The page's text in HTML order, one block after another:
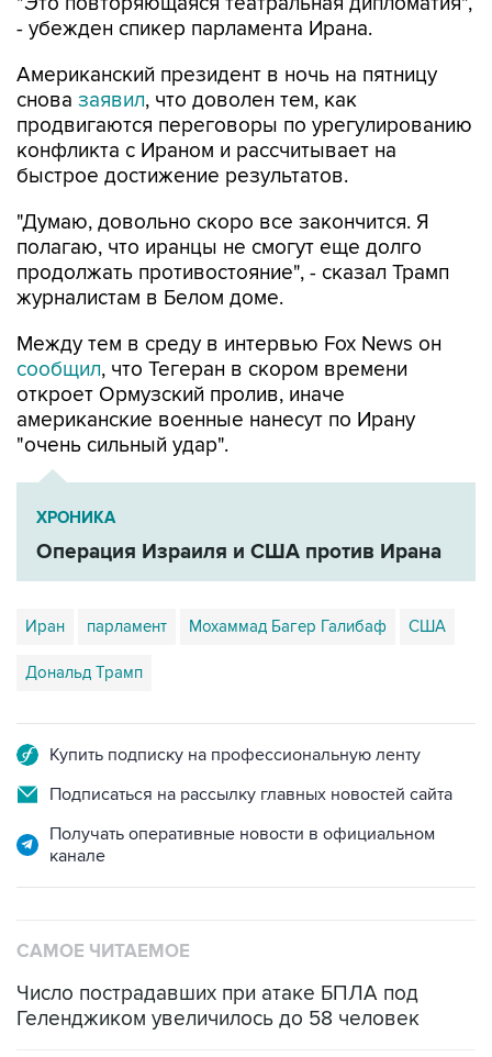
- убежден спикер парламента Ирана.
Американский президент в ночь на пятницу
снова заявил, что доволен тем, как
продвигаются переговоры по урегулированию
конфликта с Ираном и рассчитывает на
быстрое достижение результатов.
"Думаю, довольно скоро все закончится. Я
полагаю, что иранцы не смогут еще долго
продолжать противостояние", - сказал Трамп
журналистам в Белом доме.
Между тем в среду в интервью Fox News он
сообщил, что Тегеран в скором времени
откроет Ормузский пролив, иначе
американские военные нанесут по Ирану
"очень сильный удар".
ХРОНИКА
Операция Израиля и США против Ирана
Иран парламент Мохаммад Багер Галибаф США
Дональд Трамп
Купить подписку на профессиональную ленту
Подписаться на рассылку главных новостей сайта
Получать оперативные новости в официальном
канале
САМОЕ ЧИТАЕМОЕ
Число пострадавших при атаке БПЛА под
Геленджиком увеличилось до 58 человек